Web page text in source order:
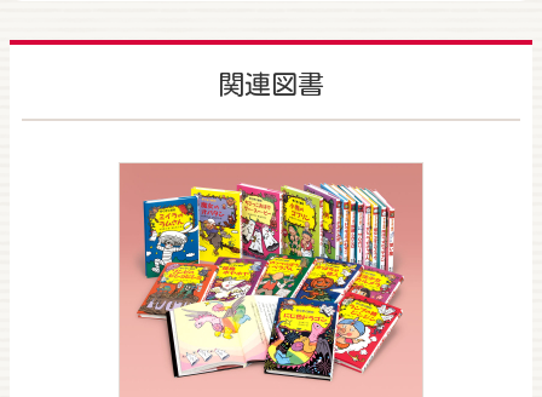
関連図書